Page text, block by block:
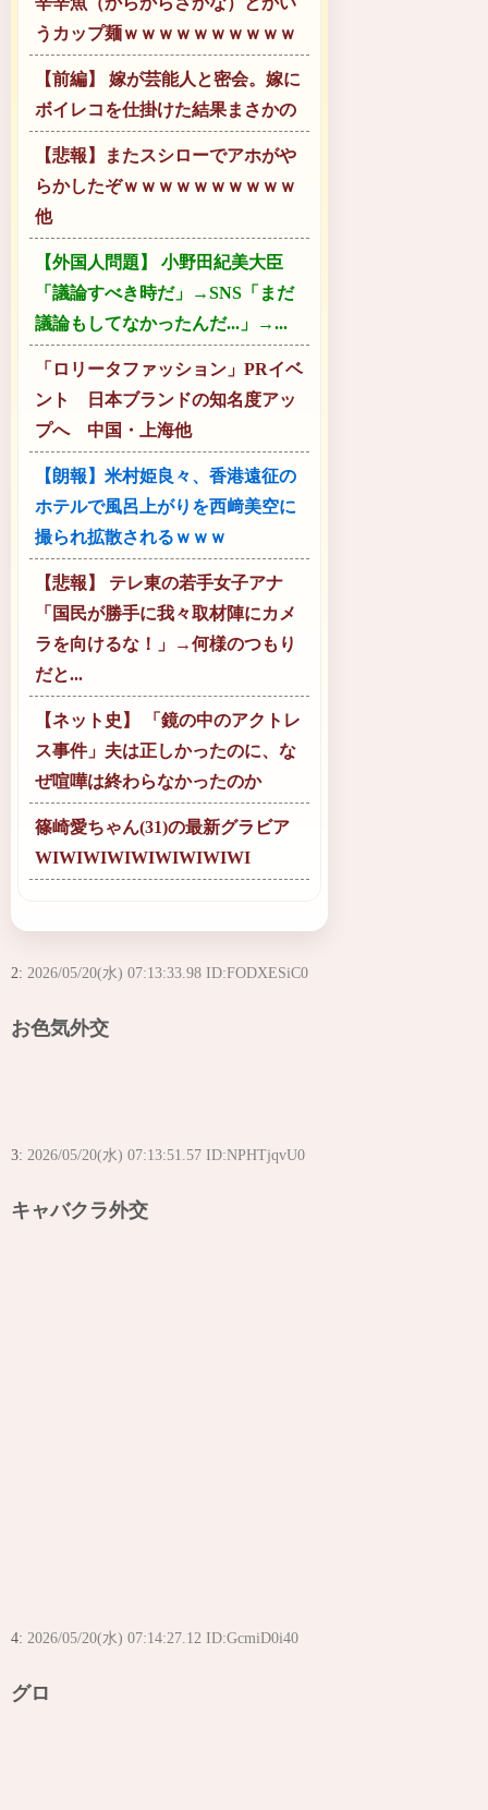
うカップ麺ｗｗｗｗｗｗｗｗｗｗ
【前編】 嫁が芸能人と密会。嫁に
ボイレコを仕掛けた結果まさかの
【悲報】またスシローでアホがや
らかしたぞｗｗｗｗｗｗｗｗｗｗ
他
【外国人問題】 小野田紀美大臣
「議論すべき時だ」→SNS「まだ
議論もしてなかったんだ...」→...
「ロリータファッション」PRイベ
ント 日本ブランドの知名度アッ
プへ 中国・上海他
【朗報】米村姫良々、香港遠征の
ホテルで風呂上がりを西﨑美空に
撮られ拡散されるｗｗｗ
【悲報】 テレ東の若手女子アナ
「国民が勝手に我々取材陣にカメ
ラを向けるな！」→何様のつもり
だと...
【ネット史】 「鏡の中のアクトレ
ス事件」夫は正しかったのに、な
ぜ喧嘩は終わらなかったのか
篠崎愛ちゃん(31)の最新グラビア
WIWIWIWIWIWIWIWIWI
2: 2026/05/20(水) 07:13:33.98 ID:FODXESiC0
お色気外交
3: 2026/05/20(水) 07:13:51.57 ID:NPHTjqvU0
キャバクラ外交
4: 2026/05/20(水) 07:14:27.12 ID:GcmiD0i40
グロ